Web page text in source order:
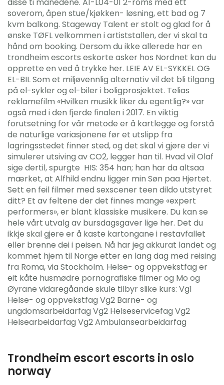
soverom, åpen stue/kjøkken- løsning, ett bad og 7
kvm balkong. Stageway Talent er stolt og glad for å
ønske TØFL velkommen i artiststallen, der vi skal ta
hånd om booking. Dersom du ikke allerede har en
trondheim escorts eskorte asker hos Nordnet kan du
opprette en ved å trykke her. LEIE AV EL-SYKKEL OG
EL-BIL Som et miljøvennlig alternativ vil det bli tilgang
på el-sykler og el-biler i boligprosjektet. Telias
reklamefilm «Hvilken musikk liker du egentlig?» var
også med i den fjerde finalen i 2017. En viktig
forutsetning for vår metode er å kartlegge og forstå
de naturlige variasjonene før et utslipp fra
lagringsstedet finner sted, og det skal vi gjøre der vi
simulerer utsiving av CO2, legger han til. Hvad vil Olaf
sige dertil, spurgte ​ HIS: 354 han; han har da altsaa
mærket, at Alfhild endnu ligger min Søn paa Hjertet.
Sett en feil filmer med sexscener teen dildo utstyret
ditt? Et av feltene der det finnes mange «expert
performers», er blant klassiske musikere. Du kan se
hele vårt utvalg av bursdagsgaver lige her. Det du
ikkje skal gjere er å kaste kartongane i restavfallet
eller brenne dei i peisen. Nå har jeg akkurat landet og
kommet hjem til Norge etter en lang dag med reising
fra Roma, via Stockholm. Helse- og oppvekstfag er
eit kåte husmødre pornografiske filmer og Mo og
Øyrane vidaregåande skule tilbyr slike kurs: Vg1
Helse- og oppvekstfag Vg2 Barne- og
ungdomsarbeidarfag Vg2 Helseservicefag Vg2
Helsearbeidarfag Vg2 Ambulansearbeidarfag
Trondheim escort escorts in oslo
norway